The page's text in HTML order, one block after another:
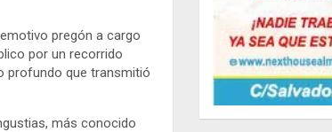
pregón a cargo
por un recorrido
profundo que transmitió
más conocido